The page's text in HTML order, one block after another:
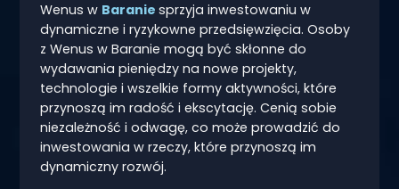
Wenus w Baranie sprzyja inwestowaniu w
dynamiczne i ryzykowne przedsięwzięcia. Osoby
z Wenus w Baranie mogą być skłonne do
wydawania pieniędzy na nowe projekty,
technologie i wszelkie formy aktywności, które
przynoszą im radość i ekscytację. Cenią sobie
niezależność i odwagę, co może prowadzić do
inwestowania w rzeczy, które przynoszą im
dynamiczny rozwój.